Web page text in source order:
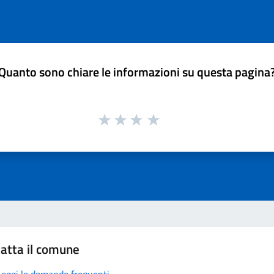
sono chiare le informazioni su questa
il comune